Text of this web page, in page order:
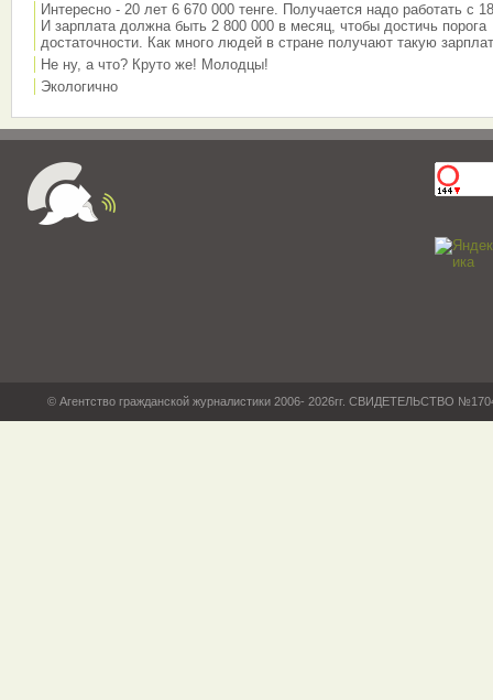
Интересно - 20 лет 6 670 000 тенге. Получается надо работать с
И зарплата должна быть 2 800 000 в месяц, чтобы достичь порога
достаточности. Как много людей в стране получают такую
Не ну, а что? Круто же! Молодцы!
Экологично
© Агентство гражданской журналистики 2006- 2026гг. СВИДЕТЕЛЬСТВО